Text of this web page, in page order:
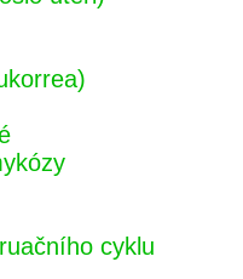
cyklu